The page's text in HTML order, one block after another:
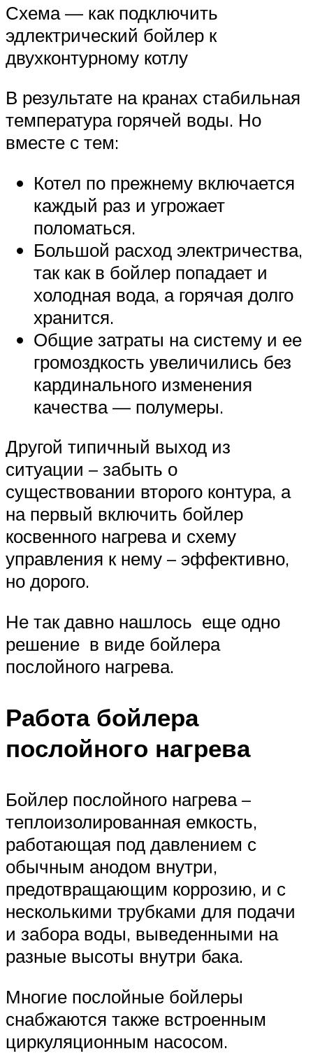
Схема — как подключить
эдлектрический бойлер к
двухконтурному котлу
В результате на кранах стабильная
температура горячей воды. Но
вместе с тем:
Котел по прежнему включается
каждый раз и угрожает
поломаться.
Большой расход электричества,
так как в бойлер попадает и
холодная вода, а горячая долго
хранится.
Общие затраты на систему и ее
громоздкость увеличились без
кардинального изменения
качества — полумеры.
Другой типичный выход из
ситуации – забыть о
существовании второго контура, а
на первый включить бойлер
косвенного нагрева и схему
управления к нему – эффективно,
но дорого.
Не так давно нашлось еще одно
решение в виде бойлера
послойного нагрева.
Работа бойлера
послойного нагрева
Бойлер послойного нагрева –
теплоизолированная емкость,
работающая под давлением с
обычным анодом внутри,
предотвращающим коррозию, и с
несколькими трубками для подачи
и забора воды, выведенными на
разные высоты внутри бака.
Многие послойные бойлеры
снабжаются также встроенным
циркуляционным насосом.